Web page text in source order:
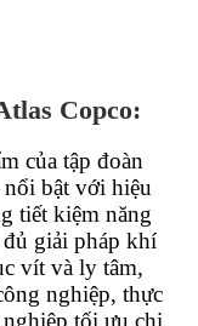
Copco:
của tập đoàn
bật với hiệu
tiết kiệm năng
giải pháp khí
vít và ly tâm,
nghiệp, thực